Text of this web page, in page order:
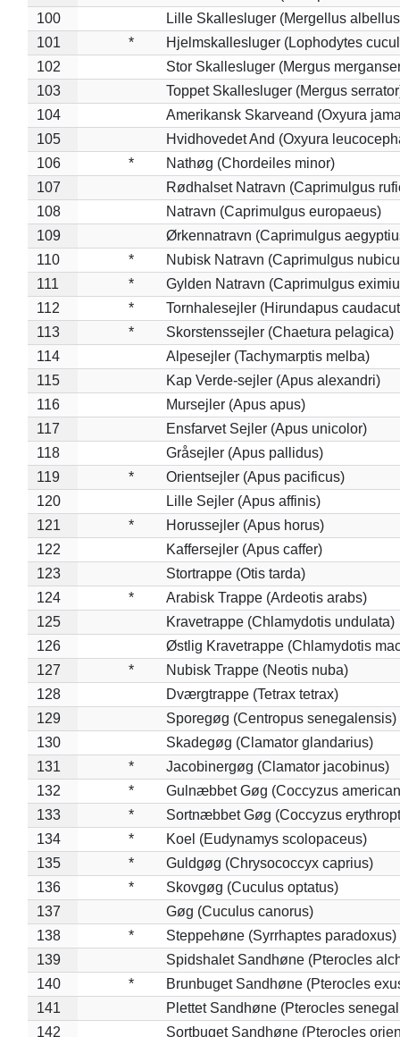
100
Lille Skallesluger (Mergellus
101
*
Hjelmskallesluger (Lophodytes
102
Stor Skallesluger (Mergus
103
Toppet Skallesluger (Mergus
104
Amerikansk Skarveand (Oxyura
105
Hvidhovedet And (Oxyura
106
*
Nathøg (Chordeiles minor)
107
Rødhalset Natravn (Caprimulgus
108
Natravn (Caprimulgus europaeus)
109
Ørkennatravn (Caprimulgus
110
*
Nubisk Natravn (Caprimulgus
111
*
Gylden Natravn (Caprimulgus
112
*
Tornhalesejler (Hirundapus
113
*
Skorstenssejler (Chaetura pelagica)
114
Alpesejler (Tachymarptis melba)
115
Kap Verde-sejler (Apus alexandri)
116
Mursejler (Apus apus)
117
Ensfarvet Sejler (Apus unicolor)
118
Gråsejler (Apus pallidus)
119
*
Orientsejler (Apus pacificus)
120
Lille Sejler (Apus affinis)
121
*
Horussejler (Apus horus)
122
Kaffersejler (Apus caffer)
123
Stortrappe (Otis tarda)
124
*
Arabisk Trappe (Ardeotis arabs)
125
Kravetrappe (Chlamydotis undulata)
126
Østlig Kravetrappe (Chlamydotis
127
*
Nubisk Trappe (Neotis nuba)
128
Dværgtrappe (Tetrax tetrax)
129
Sporegøg (Centropus senegalensis)
130
Skadegøg (Clamator glandarius)
131
*
Jacobinergøg (Clamator jacobinus)
132
*
Gulnæbbet Gøg (Coccyzus
133
*
Sortnæbbet Gøg (Coccyzus
134
*
Koel (Eudynamys scolopaceus)
135
*
Guldgøg (Chrysococcyx caprius)
136
*
Skovgøg (Cuculus optatus)
137
Gøg (Cuculus canorus)
138
*
Steppehøne (Syrrhaptes paradoxus)
139
Spidshalet Sandhøne (Pterocles
140
*
Brunbuget Sandhøne (Pterocles
141
Plettet Sandhøne (Pterocles
142
Sortbuget Sandhøne (Pterocles